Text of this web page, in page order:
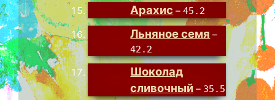
Арахис –45.2
Льняное семя –
42.2
Шоколад
сливочный – 35.5